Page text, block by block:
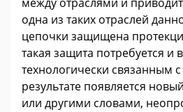
одна из таких отраслей
цепочки защищена
такая защита потребуется и
технологически связанным
результате появляется
или другими словами,